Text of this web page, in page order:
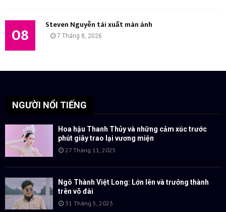
08 Steven Nguyễn tái xuất màn ảnh
7 Tháng 8, 2026
NGƯỜI NỔI TIẾNG
Hoa hậu Thanh Thủy và những cảm xúc trước
phút giây trao lại vương miện
27 Tháng 11, 2025
Ngô Thành Việt Long: Lớn lên và trưởng thành
trên võ đài
31 Tháng 5, 2023